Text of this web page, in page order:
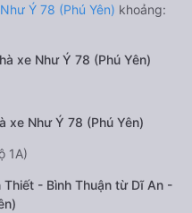
Như Ý 78 (Phú Yên) khoảng:
xe Như Ý 78 (Phú Yên)
xe Như Ý 78 (Phú Yên)
1A)
- Bình Thuận từ Dĩ An -